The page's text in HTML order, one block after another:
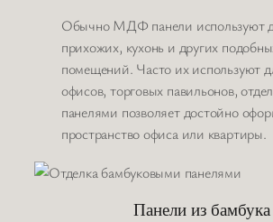
Обычно МДФ панели используют
прихожих, кухонь и других
помещений. Часто их используют
офисов, торговых павильонов,
панелями позволяет достойно
пространство офиса или квартиры.
Панели из бамбука